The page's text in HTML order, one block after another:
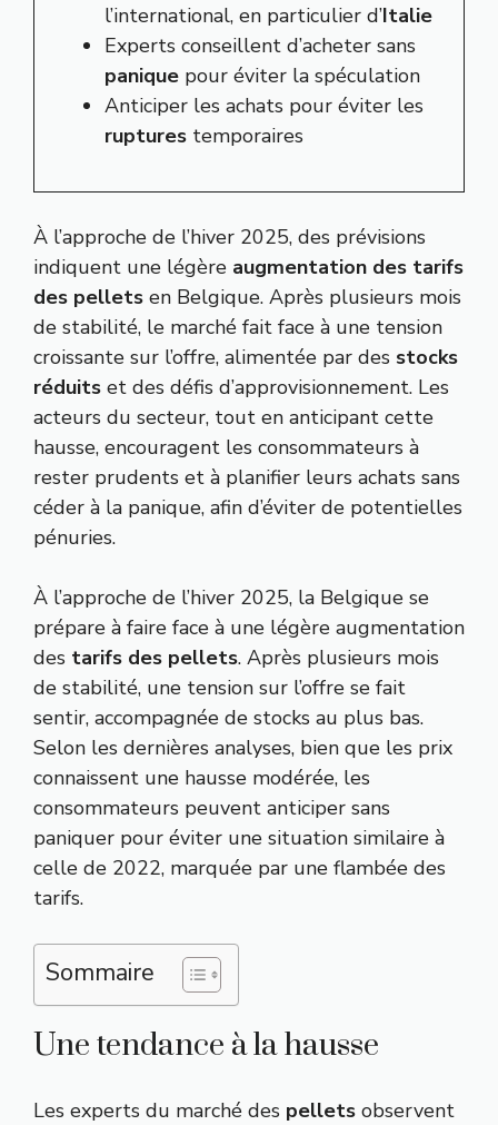
l’international, en particulier d’Italie
Experts conseillent d’acheter sans
panique pour éviter la spéculation
Anticiper les achats pour éviter les
ruptures temporaires
À l’approche de l’hiver 2025, des prévisions
indiquent une légère augmentation des tarifs
des pellets en Belgique. Après plusieurs mois
de stabilité, le marché fait face à une tension
croissante sur l’offre, alimentée par des stocks
réduits et des défis d’approvisionnement. Les
acteurs du secteur, tout en anticipant cette
hausse, encouragent les consommateurs à
rester prudents et à planifier leurs achats sans
céder à la panique, afin d’éviter de potentielles
pénuries.
À l’approche de l’hiver 2025, la Belgique se
prépare à faire face à une légère augmentation
des tarifs des pellets. Après plusieurs mois
de stabilité, une tension sur l’offre se fait
sentir, accompagnée de stocks au plus bas.
Selon les dernières analyses, bien que les prix
connaissent une hausse modérée, les
consommateurs peuvent anticiper sans
paniquer pour éviter une situation similaire à
celle de 2022, marquée par une flambée des
tarifs.
Sommaire
Une tendance à la hausse
Les experts du marché des pellets observent